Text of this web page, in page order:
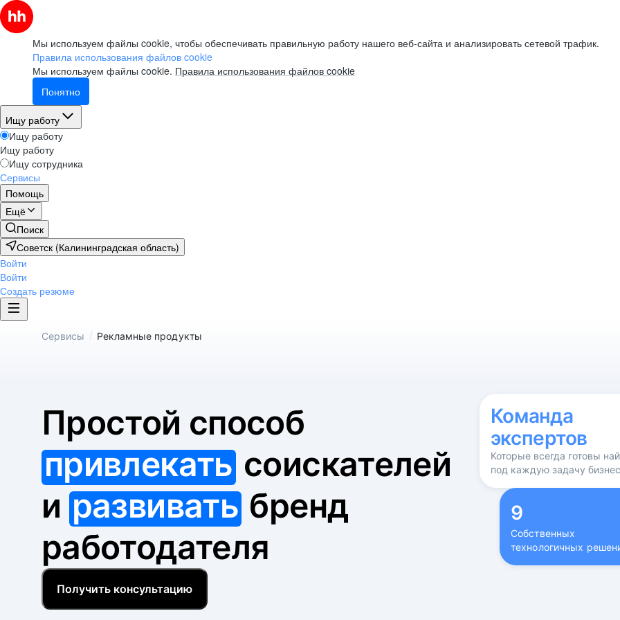
Мы используем файлы cookie, чтобы обеспечивать правильную работу нашего веб-сайта и анализировать сетевой трафик.
Правила использования файлов cookie
Мы используем файлы cookie. Правила использования файлов cookie
Понятно
Ищу работу
Ищу работу
Ищу работу
Ищу сотрудника
Сервисы
Помощь
Ещё
Поиск
Советск (Калининградская область)
Войти
Войти
Создать резюме
Сервисы / Рекламные продукты
Простой способ
привлекатьсоискателей
и развивать бренд
работодателя
Получить консультацию
Команда
экспертов
Которые всегда готовы
под каждую задачу
9
Собственных
технологичных